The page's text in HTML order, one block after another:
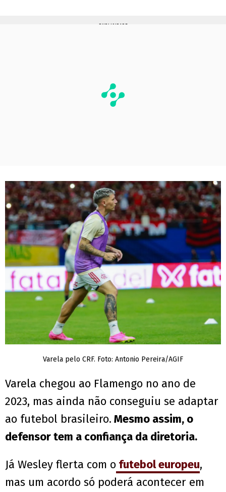
PUBLICIDADE
Varela pelo CRF. Foto: Antonio Pereira/AGIF
Varela chegou ao Flamengo no ano de
2023, mas ainda não conseguiu se adaptar
ao futebol brasileiro. Mesmo assim, o
defensor tem a confiança da diretoria.
Já Wesley flerta com o futebol europeu,
mas um acordo só poderá acontecer em